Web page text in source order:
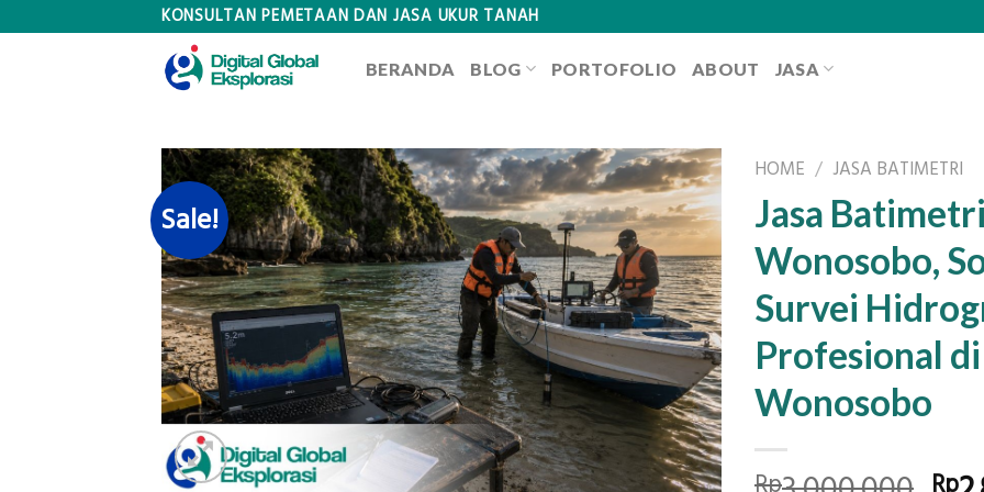
KONSULTAN PEMETAAN DAN JASA UKUR TANAH
BERANDA BLOG PORTOFOLIO ABOUT JASA
Sale!
HOME / JASA BATIMETRI
Jasa Batimetri
Wonosobo,
Survei
Profesional di
Wonosobo
Rp Rp